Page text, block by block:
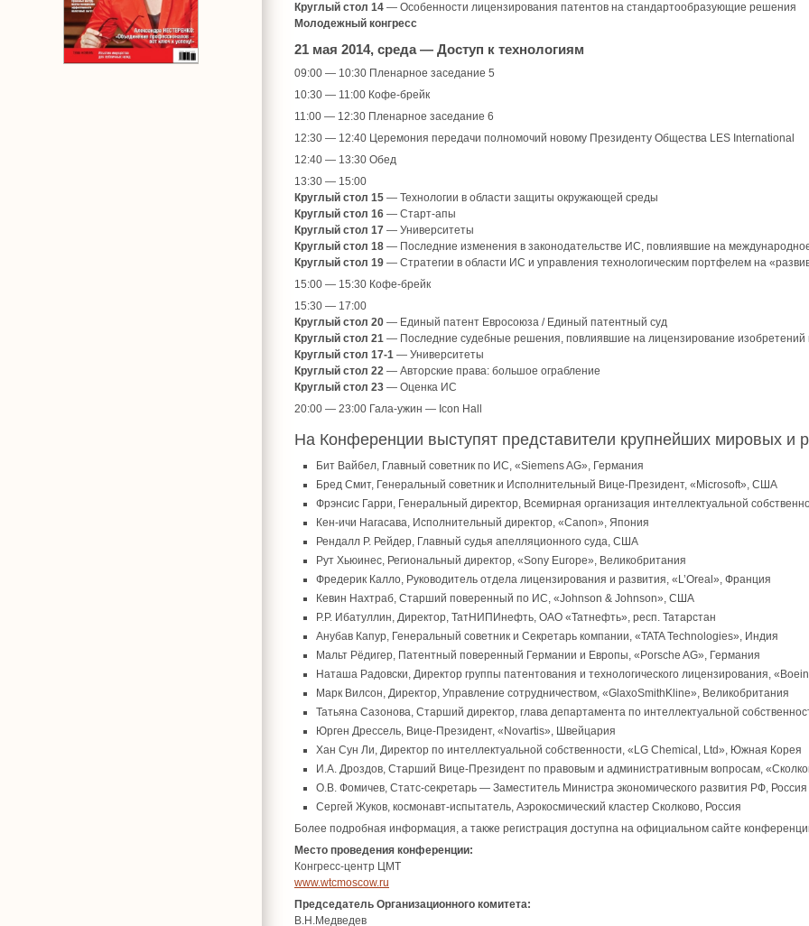
Круглый стол 14 — Особенности лицензирования патентов на стандартообразующие решения
Молодежный конгресс
21 мая 2014, среда — Доступ к технологиям
09:00 — 10:30 Пленарное заседание 5
10:30 — 11:00 Кофе-брейк
11:00 — 12:30 Пленарное заседание 6
12:30 — 12:40 Церемония передачи полномочий новому Президенту Общества LES International
12:40 — 13:30 Обед
13:30 — 15:00
Круглый стол 15 — Технологии в области защиты окружающей среды
Круглый стол 16 — Старт-апы
Круглый стол 17 — Университеты
Круглый стол 18 — Последние изменения в законодательстве ИС, повлиявшие на
Круглый стол 19 — Стратегии в области ИС и управления технологическим портфелем на
15:00 — 15:30 Кофе-брейк
15:30 — 17:00
Круглый стол 20 — Единый патент Евросоюза / Единый патентный суд
Круглый стол 21 — Последние судебные решения, повлиявшие на лицензирование
Круглый стол 17-1 — Университеты
Круглый стол 22 — Авторские права: большое ограбление
Круглый стол 23 — Оценка ИС
20:00 — 23:00 Гала-ужин — Icon Hall
На Конференции выступят представители крупнейших мировых и
Бит Вайбел, Главный советник по ИС, «Siemens AG», Германия
Бред Смит, Генеральный советник и Исполнительный Вице-Президент, «Microsoft», США
Фрэнсис Гарри, Генеральный директор, Всемирная организация интеллектуальной
Кен-ичи Нагасава, Исполнительный директор, «Canon», Япония
Рендалл Р. Рейдер, Главный судья апелляционного суда, США
Рут Хьюинес, Региональный директор, «Sony Europe», Великобритания
Фредерик Калло, Руководитель отдела лицензирования и развития, «L’Oreal», Франция
Кевин Нахтраб, Старший поверенный по ИС, «Johnson & Johnson», США
Р.Р. Ибатуллин, Директор, ТатНИПИнефть, ОАО «Татнефть», респ. Татарстан
Анубав Капур, Генеральный советник и Секретарь компании, «TATA Technologies», Индия
Мальт Рёдигер, Патентный поверенный Германии и Европы, «Porsche AG», Германия
Наташа Радовски, Директор группы патентования и технологического лицензирования,
Марк Вилсон, Директор, Управление сотрудничеством, «GlaxoSmithKline», Великобритания
Татьяна Сазонова, Старший директор, глава департамента по интеллектуальной
Юрген Дрессель, Вице-Президент, «Novartis», Швейцария
Хан Сун Ли, Директор по интеллектуальной собственности, «LG Chemical, Ltd», Южная Корея
И.А. Дроздов, Старший Вице-Президент по правовым и административным вопросам,
О.В. Фомичев, Статс-секретарь — Заместитель Министра экономического развития РФ, Россия
Сергей Жуков, космонавт-испытатель, Аэрокосмический кластер Сколково, Россия
Более подробная информация, а также регистрация доступна на официальном сайте
Место проведения конференции:
Конгресс-центр ЦМТ
www.wtcmoscow.ru
Председатель Организационного комитета:
В.Н.Медведев